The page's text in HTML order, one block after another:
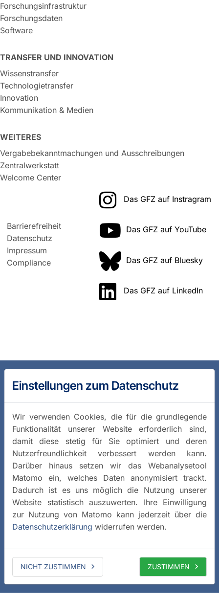
Forschungsinfrastruktur
Forschungsdaten
Software
TRANSFER UND INNOVATION
Wissenstransfer
Technologietransfer
Innovation
Kommunikation & Medien
WEITERES
Vergabebekanntmachungen und Ausschreibungen
Zentralwerkstatt
Welcome Center
Barrierefreiheit
Datenschutz
Impressum
Compliance
Das GFZ auf Instragram
Das GFZ auf YouTube
Das GFZ auf Bluesky
Das GFZ auf LinkedIn
Einstellungen zum Datenschutz
Wir verwenden Cookies, die für die grundlegende
Funktionalität unserer Website erforderlich sind,
damit diese stetig für Sie optimiert und deren
Nutzerfreundlichkeit verbessert werden kann.
Darüber hinaus setzen wir das Webanalysetool
Matomo ein, welches Daten anonymisiert trackt.
Dadurch ist es uns möglich die Nutzung unserer
Website statistisch auszuwerten. Ihre Einwilligung
zur Nutzung von Matomo kann jederzeit über die
Datenschutzerklärung widerrufen werden.
NICHT ZUSTIMMEN ZUSTIMMEN